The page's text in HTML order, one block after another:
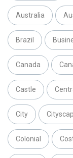
Australia
Brazil
Canada
Castle
City
Colonial